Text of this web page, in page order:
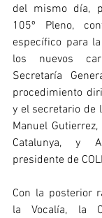
del mismo día,
105º Pleno,
específico para
los nuevos
Secretaría
procedimiento
y el secretario de
Manuel Gutierrez,
Catalunya, y
presidente de
Con la posterior
la Vocalía, la